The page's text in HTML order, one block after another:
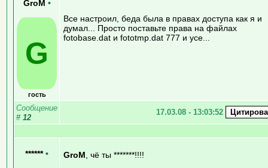
GroM •
G
гость
Все настроил, беда была в правах доступа как я и
думал... Просто поставьте права на файлах
fotobase.dat и fototmp.dat 777 и усе...
Сообщение
# 12
17.03.08 - 13:03:52
****** • GroM , чё ты *******!!!!